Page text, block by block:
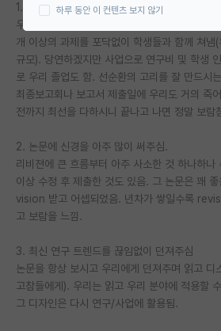
연구실(PI) 홍보 게시판
석박사 채용 정보 게시판
임용 정보 게시판
취업 게시판
임용 후기 게시판
PI 전용 게시판
인문사회 계열 게시판
특수/전문대학원 게시판
1. 연구와 사업을 둘 다 최선을 다하심.
우리 연구실은 (비주류)생물 면역/병원미생물
개 이상의 과제를 포닥없이 학생들과 함께 쳐냄
규모). 당연하겠지만 사업으로 연구비 및 학생
로 우리 졸업도 함. 선순환의 고리를 잘 만드시
최종보고회나 보고서 제출일에 우리도 거의 죽
전까지 최선을 다하시니 끝나고 나면 정말 보람
2. 논문에 신경을 아주 많이 써주심.
리비젼에 큰 흐름부터 아주 사소한 것 하나하
이상 수정 후 제출한 것도 있음. 그 논문은 꽤
vision 받고 어셉되었음. 년차가 쌓일수록
고 보람을 느낌.
3. 최신 연구 트렌드를 끊임없이 던져주심
논문을 항상 보시고 우리에게 던져주며 읽고 디
고참들에게). 우리는 읽고 우리 분야에 적용할
그 디자인은 다시 연구/사업에 활용됨.
하루 동안 이 컨텐츠 보지 않기